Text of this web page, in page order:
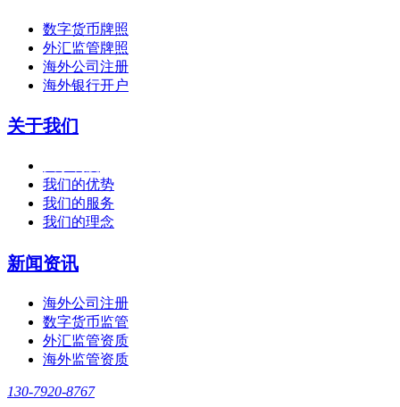
数字货币牌照
外汇监管牌照
海外公司注册
海外银行开户
关于我们
我们的优势
我们的服务
我们的理念
新闻资讯
海外公司注册
数字货币监管
外汇监管资质
海外监管资质
130-7920-8767